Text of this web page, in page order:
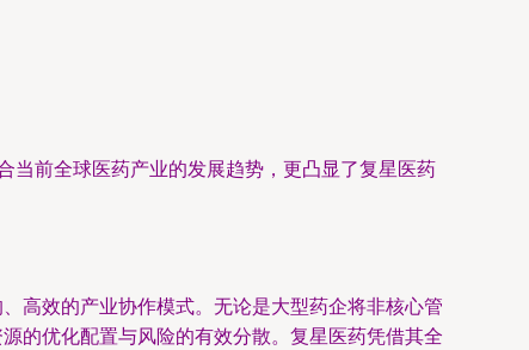
当前全球医药产业的发展趋势，更凸显了复星医药
高效的产业协作模式。无论是大型药企将非核心管
的优化配置与风险的有效分散。复星医药凭借其全